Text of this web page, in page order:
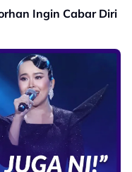
Ingin Cabar Diri